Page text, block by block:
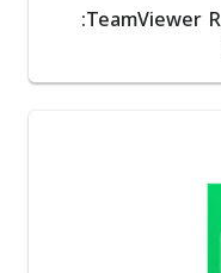
مراجعة تطبيق TeamViewer Remote Control: